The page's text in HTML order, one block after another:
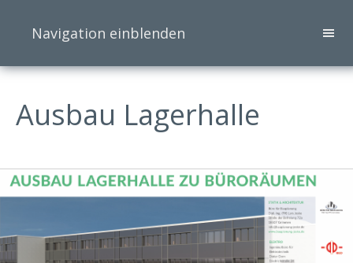
Navigation einblenden
Ausbau Lagerhalle
Ausbau Lagerhalle